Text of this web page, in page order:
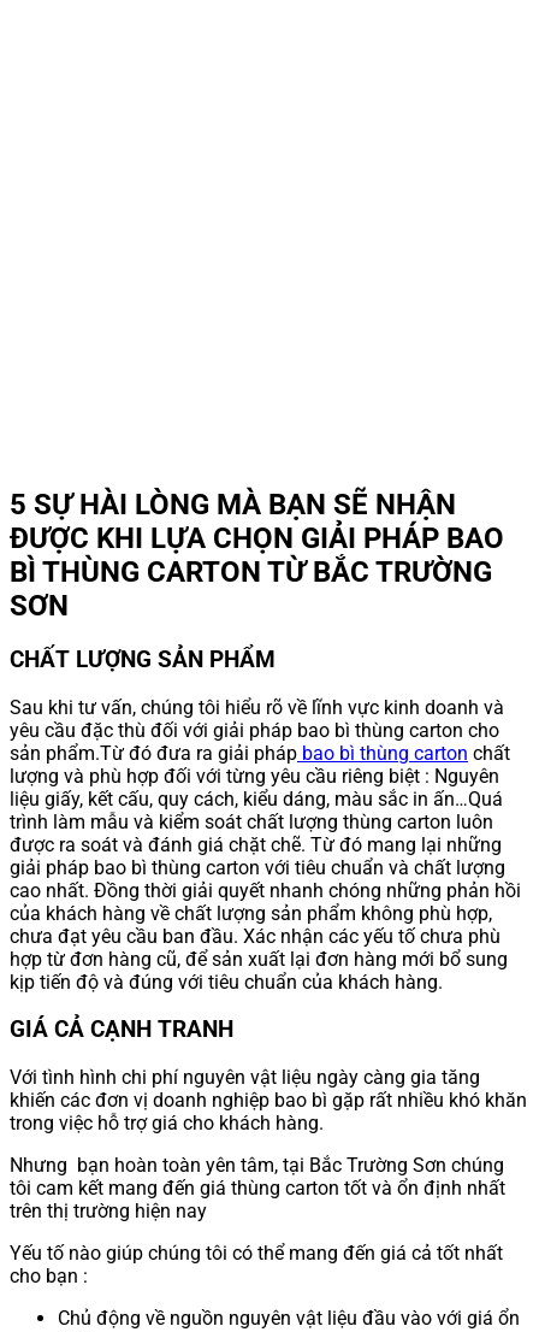
5 SỰ HÀI LÒNG MÀ BẠN SẼ NHẬN
ĐƯỢC KHI LỰA CHỌN GIẢI PHÁP BAO
BÌ THÙNG CARTON TỪ BẮC TRƯỜNG
SƠN
CHẤT LƯỢNG SẢN PHẨM
Sau khi tư vấn, chúng tôi hiểu rõ về lĩnh vực kinh doanh và
yêu cầu đặc thù đối với giải pháp bao bì thùng carton cho
sản phẩm.Từ đó đưa ra giải pháp bao bì thùng carton chất
lượng và phù hợp đối với từng yêu cầu riêng biệt : Nguyên
liệu giấy, kết cấu, quy cách, kiểu dáng, màu sắc in ấn…Quá
trình làm mẫu và kiểm soát chất lượng thùng carton luôn
được ra soát và đánh giá chặt chẽ. Từ đó mang lại những
giải pháp bao bì thùng carton với tiêu chuẩn và chất lượng
cao nhất. Đồng thời giải quyết nhanh chóng những phản hồi
của khách hàng về chất lượng sản phẩm không phù hợp,
chưa đạt yêu cầu ban đầu. Xác nhận các yếu tố chưa phù
hợp từ đơn hàng cũ, để sản xuất lại đơn hàng mới bổ sung
kịp tiến độ và đúng với tiêu chuẩn của khách hàng.
GIÁ CẢ CẠNH TRANH
Với tình hình chi phí nguyên vật liệu ngày càng gia tăng
khiến các đơn vị doanh nghiệp bao bì gặp rất nhiều khó khăn
trong việc hỗ trợ giá cho khách hàng.
Nhưng bạn hoàn toàn yên tâm, tại Bắc Trường Sơn chúng
tôi cam kết mang đến giá thùng carton tốt và ổn định nhất
trên thị trường hiện nay
Yếu tố nào giúp chúng tôi có thể mang đến giá cả tốt nhất
cho bạn :
Chủ động về nguồn nguyên vật liệu đầu vào với giá ổn